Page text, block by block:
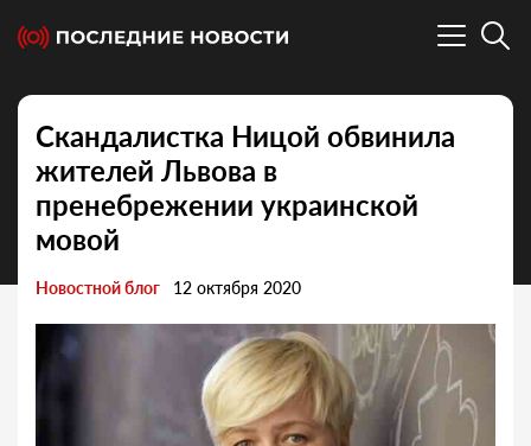
Скандалистка Ницой обвинила
жителей Львова в
пренебрежении украинской
мовой
Новостной блог 12 октября 2020